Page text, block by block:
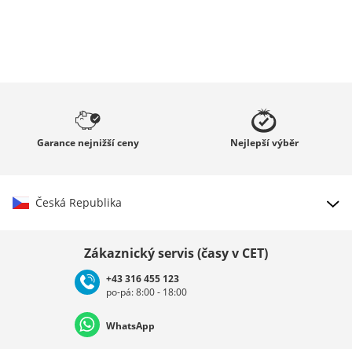
Garance nejnižší ceny Nejlepšívýběr
Česká Republika
Deutschland Österreich
Zákaznický servis (časy v CET)
+43 316 455 123
po-pá: 8:00 - 18:00
WhatsApp